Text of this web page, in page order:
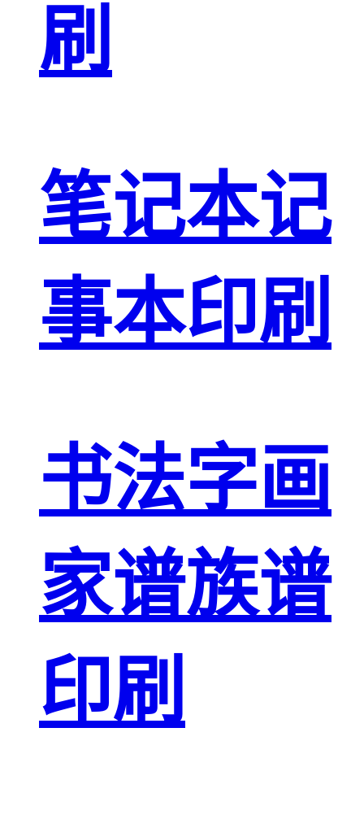
刷
笔记本记
事本印刷
书法字画
家谱族谱
印刷